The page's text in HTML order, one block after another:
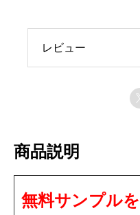
レビュー
レビュー投稿に
商品説明
無料サンプル